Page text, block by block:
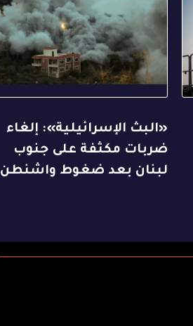
«البث الإسرائيلية»: إلغاء
ضربات مكثفة على جنوب
لبنان بعد ضغوط واشنطن